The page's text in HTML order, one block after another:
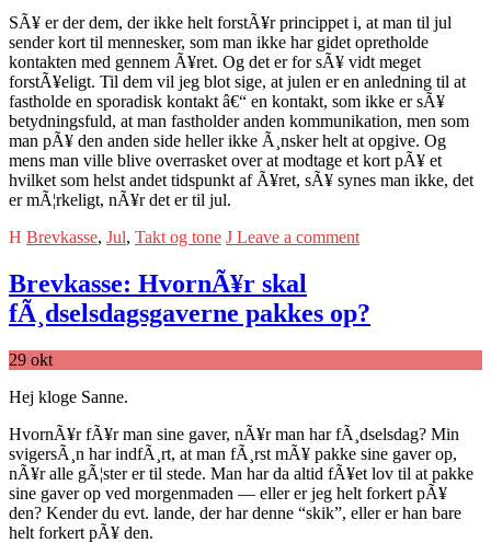
SÃ¥ er der dem, der ikke helt forstÃ¥r princippet i, at man til jul
sender kort til mennesker, som man ikke har gidet opretholde
kontakten med gennem Ã¥ret. Og det er for sÃ¥ vidt meget
forstÃ¥eligt. Til dem vil jeg blot sige, at julen er en anledning til at
fastholde en sporadisk kontakt â€“ en kontakt, som ikke er sÃ¥
betydningsfuld, at man fastholder anden kommunikation, men som
man pÃ¥ den anden side heller ikke Ã¸nsker helt at opgive. Og
mens man ville blive overrasket over at modtage et kort pÃ¥ et
hvilket som helst andet tidspunkt af Ã¥ret, sÃ¥ synes man ikke, det
er mÃ¦rkeligt, nÃ¥r det er til jul.
Brevkasse, Jul, Takt og tone Leave a comment
Brevkasse: HvornÃ¥r skal
fÃ¸dselsdagsgaverne pakkes op?
29 okt
Hej kloge Sanne.
HvornÃ¥r fÃ¥r man sine gaver, nÃ¥r man har fÃ¸dselsdag? Min
svigersÃ¸n har indfÃ¸rt, at man fÃ¸rst mÃ¥ pakke sine gaver op,
nÃ¥r alle gÃ¦ster er til stede. Man har da altid fÃ¥et lov til at pakke
sine gaver op ved morgenmaden — eller er jeg helt forkert pÃ¥
den? Kender du evt. lande, der har denne “skik”, eller er han bare
helt forkert pÃ¥ den.